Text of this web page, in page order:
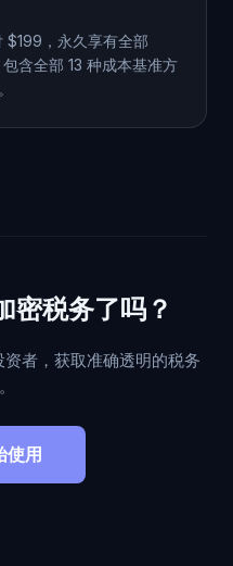
$199，永久享有全部
含全部 13 种成本基准方
密税务了吗？
者，获取准确透明的税务
使用